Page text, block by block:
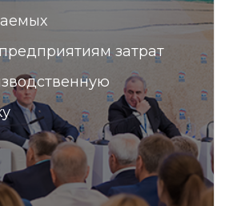
затрат